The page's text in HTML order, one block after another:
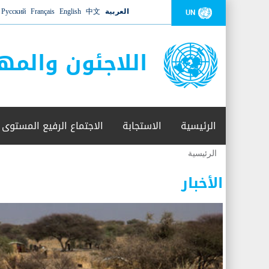
UN العربية 中文
English
Français
Русский
اللاجئون
الرئيسية الاستجابة الاجتماع الرفيع المستوى
أنت
هنا
الرئيسية
الأخبار
06 نوفمبر 2018 -
أعلنت مفوضية الأمم المتحدة السامية لشؤون اللاجئين عن ارتفاع عدد الأشخاص الذين